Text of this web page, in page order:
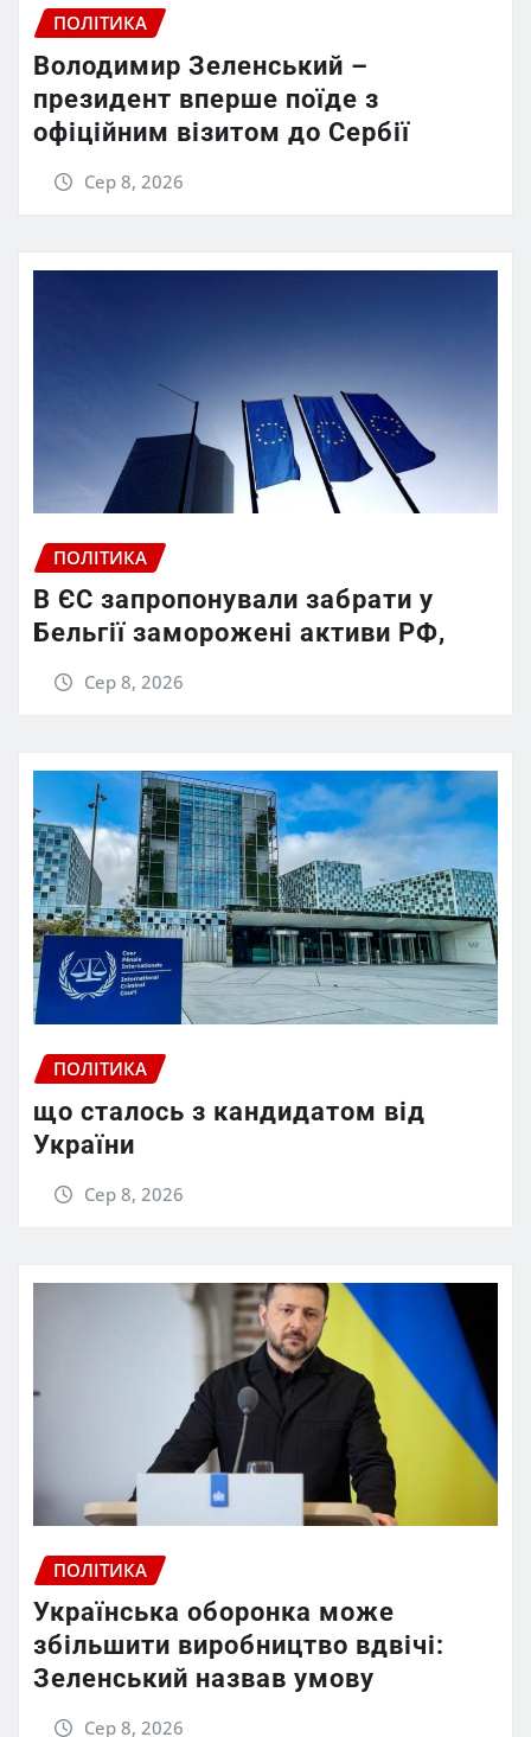
ПОЛІТИКА
Володимир Зеленський –
президент вперше поїде з
офіційним візитом до Сербії
Сер 8, 2026
ПОЛІТИКА
В ЄС запропонували забрати у
Бельгії заморожені активи РФ,
Сер 8, 2026
ПОЛІТИКА
що сталось з кандидатом від
України
Сер 8, 2026
ПОЛІТИКА
Українська оборонка може
збільшити виробництво вдвічі:
Зеленський назвав умову
Сер 8, 2026